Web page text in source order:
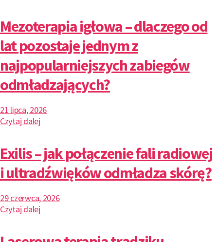
Mezoterapia igłowa – dlaczego od
lat pozostaje jednym z
najpopularniejszych zabiegów
odmładzających?
21 lipca, 2026
Czytaj dalej
Exilis – jak połączenie fali radiowej
i ultradźwięków odmładza skórę?
29 czerwca, 2026
Czytaj dalej